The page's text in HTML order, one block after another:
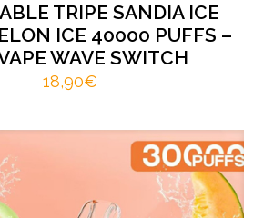
TRIPE SANDIA ICE
ICE 40000 PUFFS –
WAVE SWITCH
18,90€